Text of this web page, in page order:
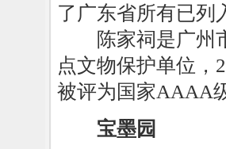
了广东省所有已列
陈家祠是广州市
点文物保护单位，
被评为国家AAAA
宝墨园